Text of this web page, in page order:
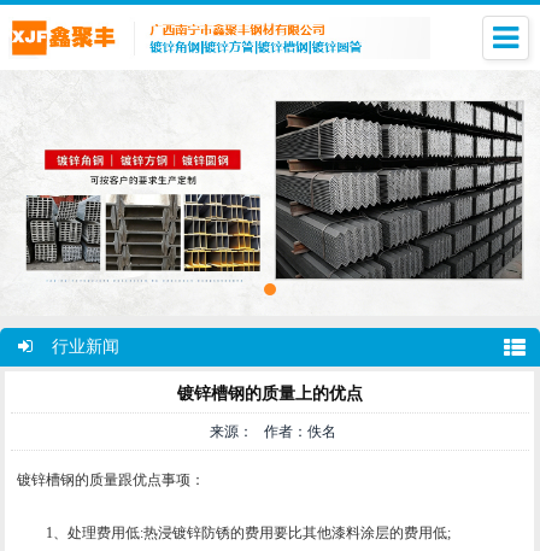
行业新闻
镀锌槽钢的质量上的优点
来源： 作者：佚名
镀锌槽钢的质量跟优点事项：
1、处理费用低:热浸镀锌防锈的费用要比其他漆料涂层的费用低;